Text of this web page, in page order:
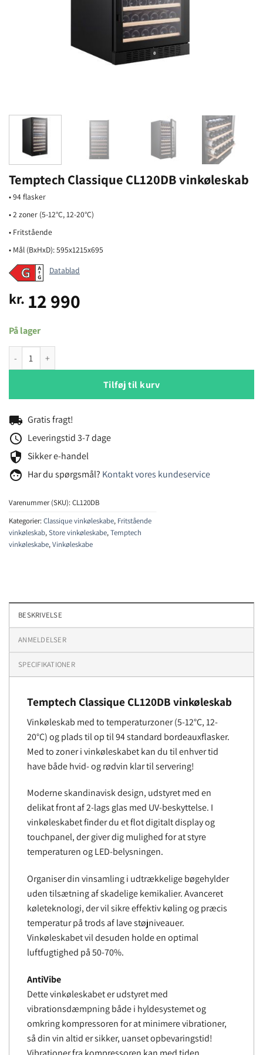
Temptech Classique CL120DB vinkøleskab
• 94 flasker
• 2 zoner (5-12°C, 12-20°C)
• Fritstående
• Mål (BxHxD): 595x1215x695
Datablad
kr. 12 990
På lager
Temptech Classique CL120DB vinkøleskab antal
Tilføj til kurv
local_shipping Gratis fragt!
schedule Leveringstid 3-7 dage
security Sikker e-handel
face Har du spørgsmål? Kontakt vores kundeservice
Varenummer (SKU):CL120DB
Kategorier:Classique vinkøleskabe, Fritstående
vinkøleskab,Store vinkøleskabe,Temptech
vinkøleskabe,Vinkøleskabe
BESKRIVELSE
ANMELDELSER
SPECIFIKATIONER
Temptech Classique CL120DB vinkøleskab
Vinkøleskab med to temperaturzoner (5-12°C, 12-
20°C) og plads til op til 94 standard bordeauxflasker.
Med to zoner i vinkøleskabet kan du til enhver tid
have både hvid- og rødvin klar til servering!
Moderne skandinavisk design, udstyret med en
delikat front af 2-lags glas med UV-beskyttelse. I
vinkøleskabet finder du et flot digitalt display og
touchpanel, der giver dig mulighed for at styre
temperaturen og LED-belysningen.
Organiser din vinsamling i udtrækkelige bøgehylder
uden tilsætning af skadelige kemikalier. Avanceret
køleteknologi, der vil sikre effektiv køling og præcis
temperatur på trods af lave støjniveauer.
Vinkøleskabet vil desuden holde en optimal
luftfugtighed på 50-70%.
AntiVibe
Dette vinkøleskabet er udstyret med
vibrationsdæmpning både i hyldesystemet og
omkring kompressoren for at minimere vibrationer,
så din vin altid er sikker, uanset opbevaringstid!